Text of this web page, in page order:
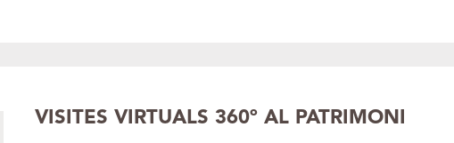
VISITES VIRTUALS 360º AL PATRIMONI